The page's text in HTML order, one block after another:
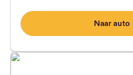
Naar auto